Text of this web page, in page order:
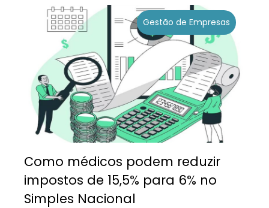
Gestão de Empresas
Como médicos podem reduzir
impostos de 15,5% para 6% no
Simples Nacional